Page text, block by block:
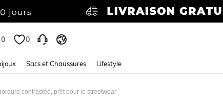
0
Sacs et Chaussures Lifestyle
contrastée, prêt pour le streetwear